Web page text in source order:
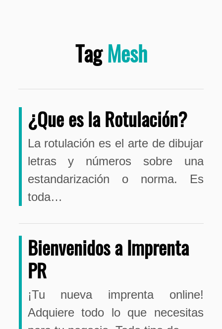
TagMesh
¿Que es la Rotulación?
La rotulación es el arte de dibujar
letras y números sobre una
estandarización o norma. Es
toda…
Bienvenidos a Imprenta
PR
¡Tu nueva imprenta online!
Adquiere todo lo que necesitas